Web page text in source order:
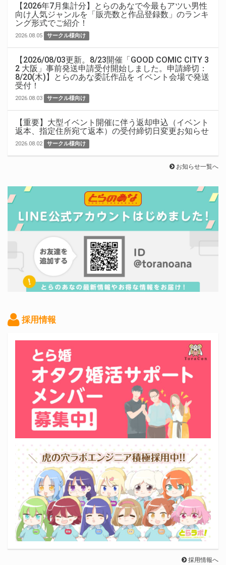
【2026年7月集計分】とらのあなで今最もアツい男性
向け人気ジャンルを「販売数と作品登録数」のランキ
ング形式でご紹介！
2026.08.05 サークル様向け
【2026/08/03更新。8/23開催「GOOD COMIC CITY 3
2 大阪」事前発送申請受付開始しました。申請締切：
8/20(木)】とらのあな委託作品を イベント会場で発送
受付！
2026.08.03 サークル様向け
【重要】大型イベント開催に伴う返却申込（イベント
返本、指定住所宛て返本）の受付締切日変更お知らせ
2026.08.02 サークル様向け
お知らせ一覧へ
採用情報
採用情報へ